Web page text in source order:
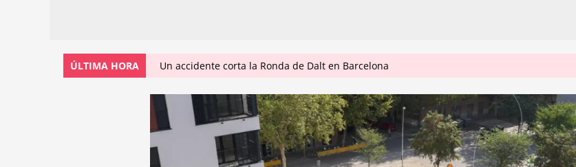
ÚLTIMA HORA Un accidente corta la Ronda de Dalt en Barcelona